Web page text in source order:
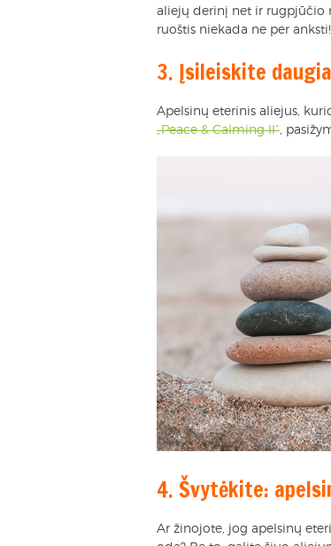
aliejų derinį net ir rugpjūčio
ruoštis niekada ne per anksti!
3. Įsileiskite
Apelsinų eterinis aliejus,
„Peace & Calming II“ ,
4. Švytėkite:
Ar žinojote, jog apelsinų